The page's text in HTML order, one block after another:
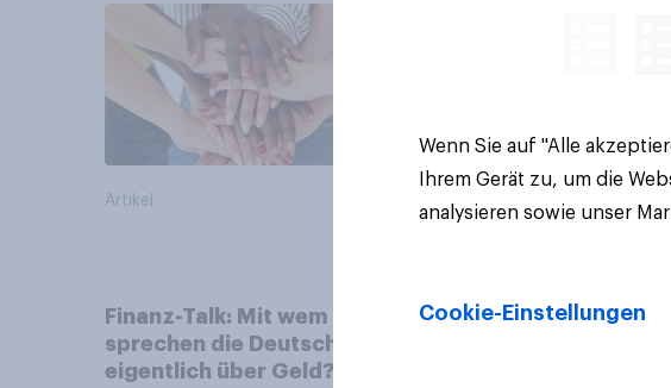
Artikel Artikel
Finanz-Talk: Mit wem
sprechen die Deutschen
eigentlich über Geld?
Wenn Sie auf "Alle
Ihrem Gerät zu, um die
analysieren sowie unser
Cookie-Einstellungen